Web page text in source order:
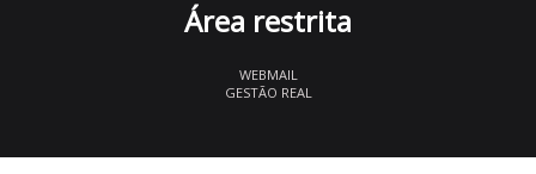
Área restrita
WEBMAIL
GESTÃO REAL